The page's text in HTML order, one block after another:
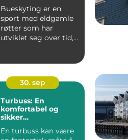
Bueskyting er en
sport med eldgamle
røtter som har
utviklet seg over tid,
30. sep
Turbuss: En
komfortabel og
sikker
En turbuss kan være